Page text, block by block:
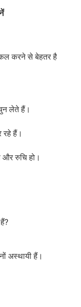
करने से बेहतर है
लेते हैं।
हैं।
और रुचि हो।
अस्थायी हैं।